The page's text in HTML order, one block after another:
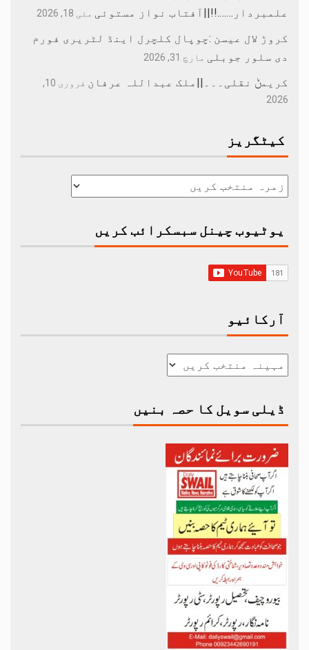
علمبردار…….!!||آفتاب نواز مستوئی مئی 18, 2026
کروڑ لال عیسن :چوپال کلچرل اینڈ لٹریری فورم
دی سلور جوبلی مارچ 31, 2026
کریمݨ نقلی۔۔۔||ملک عبداللہ عرفان
فروری 10,
2026
کیٹگریز
یوٹیوب چینل سبسکرائب کریں
آرکائیو
ڈیلی سویل کا حصہ بنیں